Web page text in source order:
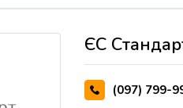
ЄС
(097) 799-